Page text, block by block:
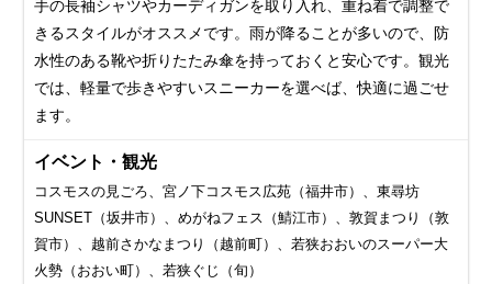
手の長袖シャツやカーディガンを取り入れ、重ね着で調整で
きるスタイルがオススメです。雨が降ることが多いので、防
水性のある靴や折りたたみ傘を持っておくと安心です。観光
では、軽量で歩きやすいスニーカーを選べば、快適に過ごせ
ます。
イベント・観光
コスモスの見ごろ、宮ノ下コスモス広苑（福井市）、東尋坊
SUNSET（坂井市）、めがねフェス（鯖江市）、敦賀まつり（敦
賀市）、越前さかなまつり（越前町）、若狭おおいのスーパー大
火勢（おおい町）、若狭ぐじ（旬）